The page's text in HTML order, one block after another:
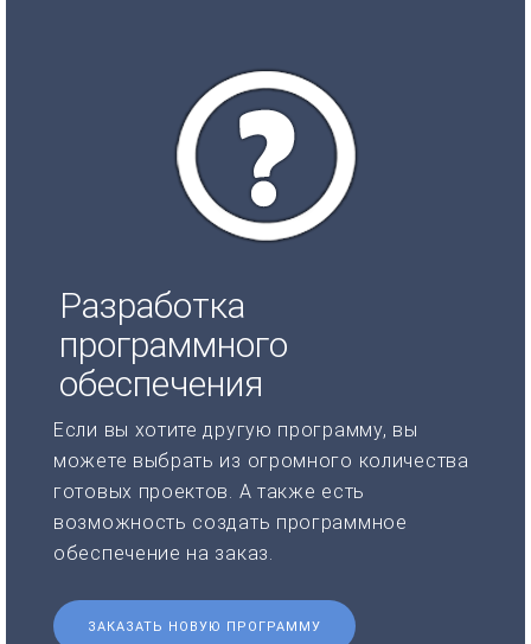
Разработка
программного
обеспечения
Если вы хотите другую программу, вы
можете выбрать из огромного количества
готовых проектов. А также есть
возможность создать программное
обеспечение на заказ.
ЗАКАЗАТЬ НОВУЮ ПРОГРАММУ